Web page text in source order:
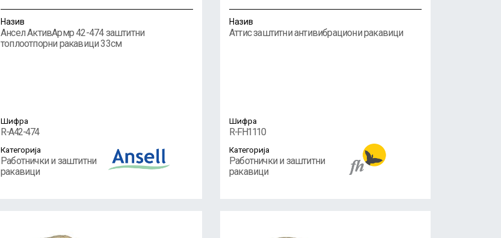
Назив
Ансел АктивАрмр 42-474 заштитни
топлоотпорни ракавици 33см
Шифра
R-A42-474
Категорија
Работнички и заштитни
ракавици
Назив
Аттис заштитни антивибрациони ракавици
Шифра
R-FH1110
Категорија
Работнички и заштитни
ракавици